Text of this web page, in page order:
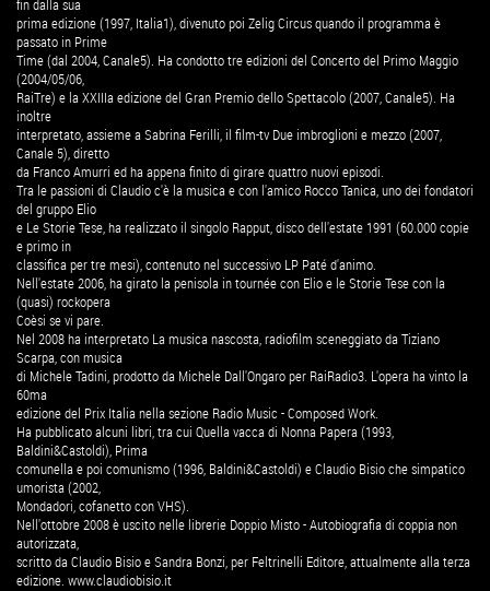
fin dalla sua
prima edizione (1997, Italia1), divenuto poi Zelig Circus quando il programma è
passato in Prime
Time (dal 2004, Canale5). Ha condotto tre edizioni del Concerto del Primo Maggio
(2004/05/06,
RaiTre) e la XXIIIa edizione del Gran Premio dello Spettacolo (2007, Canale5). Ha
inoltre
interpretato, assieme a Sabrina Ferilli, il film-tv Due imbroglioni e mezzo (2007,
Canale 5), diretto
da Franco Amurri ed ha appena finito di girare quattro nuovi episodi.
Tra le passioni di Claudio c'è la musica e con l'amico Rocco Tanica, uno dei fondatori
del gruppo Elio
e Le Storie Tese, ha realizzato il singolo Rapput, disco dell'estate 1991 (60.000 copie
e primo in
classifica per tre mesi), contenuto nel successivo LP Paté d'animo.
Nell'estate 2006, ha girato la penisola in tournée con Elio e le Storie Tese con la
(quasi) rockopera
Coèsi se vi pare.
Nel 2008 ha interpretato La musica nascosta, radiofilm sceneggiato da Tiziano
Scarpa, con musica
di Michele Tadini, prodotto da Michele Dall'Ongaro per RaiRadio3. L'opera ha vinto la
60ma
edizione del Prix Italia nella sezione Radio Music - Composed Work.
Ha pubblicato alcuni libri, tra cui Quella vacca di Nonna Papera (1993,
Baldini&Castoldi), Prima
comunella e poi comunismo (1996, Baldini&Castoldi) e Claudio Bisio che simpatico
umorista (2002,
Mondadori, cofanetto con VHS).
Nell'ottobre 2008 è uscito nelle librerie Doppio Misto - Autobiografia di coppia non
autorizzata,
scritto da Claudio Bisio e Sandra Bonzi, per Feltrinelli Editore, attualmente alla terza
edizione. www.claudiobisio.it